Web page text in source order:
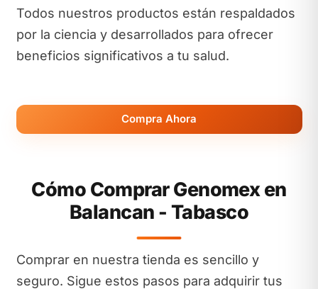
Todos nuestros productos están respaldados
por la ciencia y desarrollados para ofrecer
beneficios significativos a tu salud.
Compra Ahora
Cómo Comprar Genomex en
Balancan - Tabasco
Comprar en nuestra tienda es sencillo y
seguro. Sigue estos pasos para adquirir tus